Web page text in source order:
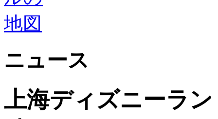
ニュース
上海ディズニーラ